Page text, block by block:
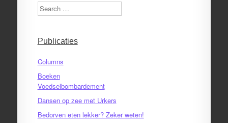
Search
Publicaties
Columns
Boeken
Voedselbombardement
Dansen op zee met Urkers
Bedorven eten lekker? Zeker weten!